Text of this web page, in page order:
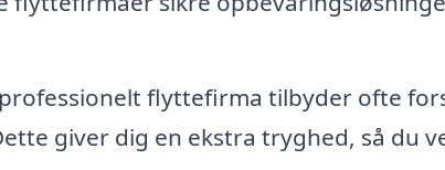
flyttefirma tilbyder ofte
giver dig en ekstra tryghed, så du